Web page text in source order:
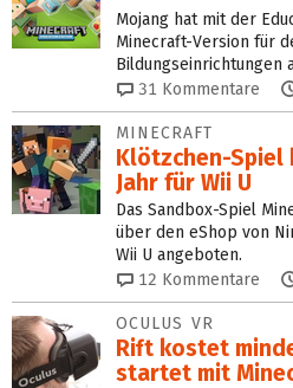
Mojang hat mit der
Minecraft-Version für
Bildungseinrichtungen
31 Kommentare
MINECRAFT
Klötzchen-Spiel
Jahr für Wii U
Das Sandbox-Spiel
über den eShop von
Wii U angeboten.
12 Kommentare
OCULUS VR
Rift kostet
startet mit